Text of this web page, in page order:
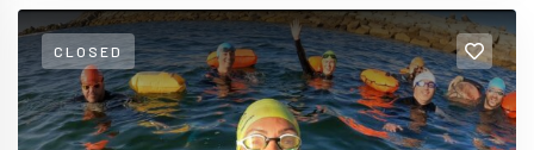
CLOSED